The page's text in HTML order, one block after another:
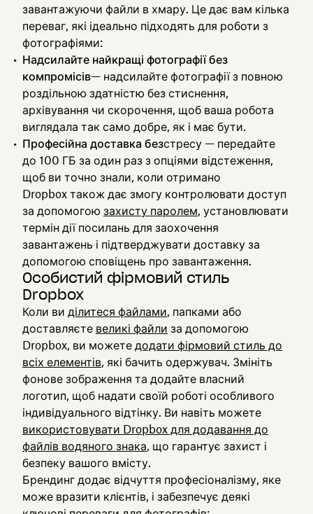
завантажуючи файли в хмару. Це дає вам кілька
переваг, які ідеально підходять для роботи з
фотографіями:
Надсилайте найкращі фотографії без
компромісів— надсилайте фотографії з повною
роздільною здатністю без стиснення,
архівування чи скорочення, щоб ваша робота
виглядала так само добре, як і має бути.
Професійна доставка безстресу — передайте
до 100 ГБ за один раз з опціями відстеження,
щоб ви точно знали, коли отримано
Dropbox також дає змогу контролювати доступ
за допомогою захисту паролем, установлювати
термін дії посилань для заохочення
завантажень і підтверджувати доставку за
допомогою сповіщень про завантаження.
Особистий фірмовий стиль
Dropbox
Коли ви ділитеся файлами, папками або
доставляєте великі файли за допомогою
Dropbox, ви можете додати фірмовий стиль до
всіх елементів, які бачить одержувач. Змініть
фонове зображення та додайте власний
логотип, щоб надати своїй роботі особливого
індивідуального відтінку. Ви навіть можете
використовувати Dropbox для додавання до
файлів водяного знака, що гарантує захист і
безпеку вашого вмісту.
Брендинг додає відчуття професіоналізму, яке
може вразити клієнтів, і забезпечує деякі